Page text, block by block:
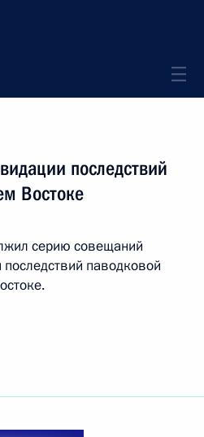
последствий
Востоке
серию совещаний
паводковой